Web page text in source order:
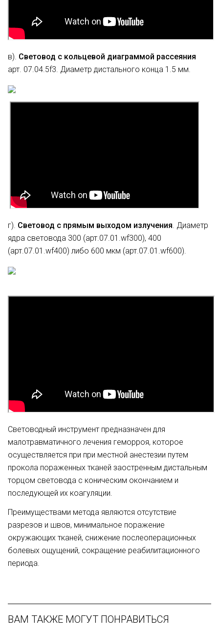
в). Световод с кольцевой диаграммой рассеяния
арт. 07.04.5f3. Диаметр дистального конца 1.5 мм.
г). Световод с прямым выходом излучения . Диаметр
ядра световода 300 (арт.07.01.wf300), 400
(арт.07.01.wf400) либо 600 мкм (арт.07.01.wf600).
Световодный инструмент предназначен для
малотравматичного лечения геморроя, которое
осуществляется при при местной анестезии путем
прокола пораженных тканей заостренным дистальным
торцом световода с коническим окончанием и
последующей их коагуляции.
Преимуществами метода являются отсутствие
разрезов и швов, минимальное поражение
окружающих тканей, снижение послеоперационных
болевых ощущений, сокращение реабилитационного
периода.
ВАМ ТАКЖЕ МОГУТ ПОНРАВИТЬСЯ